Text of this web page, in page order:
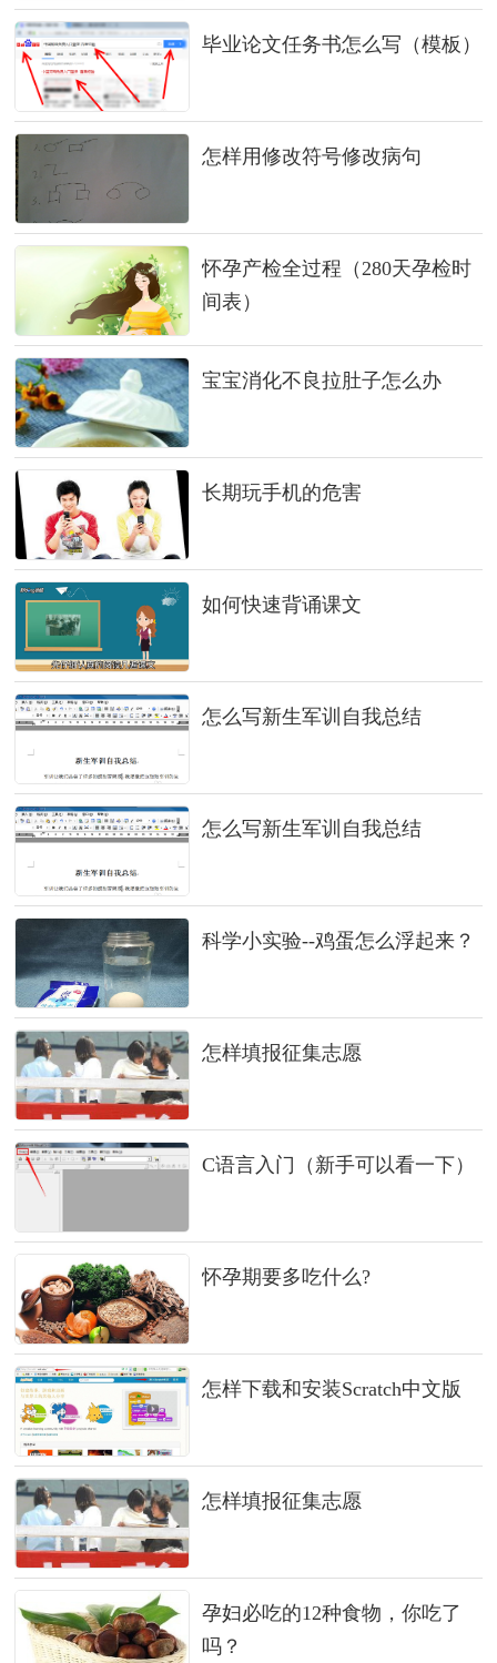
毕业论文任务书怎么写（模板）
怎样用修改符号修改病句
怀孕产检全过程（280天孕检时
间表）
宝宝消化不良拉肚子怎么办
长期玩手机的危害
如何快速背诵课文
怎么写新生军训自我总结
怎么写新生军训自我总结
科学小实验--鸡蛋怎么浮起来？
怎样填报征集志愿
C语言入门（新手可以看一下）
怀孕期要多吃什么?
怎样下载和安装Scratch中文版
怎样填报征集志愿
孕妇必吃的12种食物，你吃了
吗？